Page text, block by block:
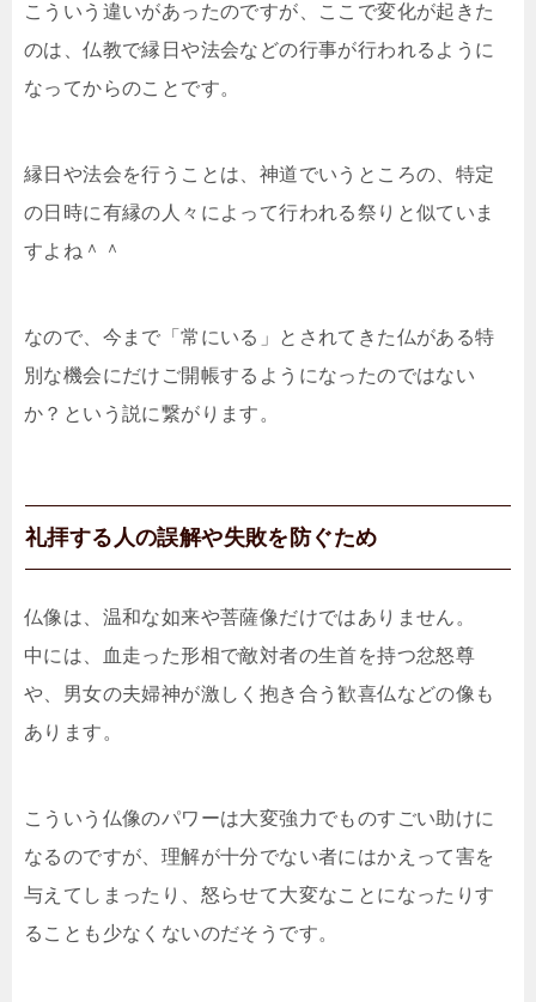
こういう違いがあったのですが、ここで変化が起きた
のは、仏教で縁日や法会などの行事が行われるように
なってからのことです。
縁日や法会を行うことは、神道でいうところの、特定
の日時に有縁の人々によって行われる祭りと似ていま
すよね＾＾
なので、今まで「常にいる」とされてきた仏がある特
別な機会にだけご開帳するようになったのではない
か？という説に繋がります。
礼拝する人の誤解や失敗を防ぐため
仏像は、温和な如来や菩薩像だけではありません。
中には、血走った形相で敵対者の生首を持つ忿怒尊
や、男女の夫婦神が激しく抱き合う歓喜仏などの像も
あります。
こういう仏像のパワーは大変強力でものすごい助けに
なるのですが、理解が十分でない者にはかえって害を
与えてしまったり、怒らせて大変なことになったりす
ることも少なくないのだそうです。